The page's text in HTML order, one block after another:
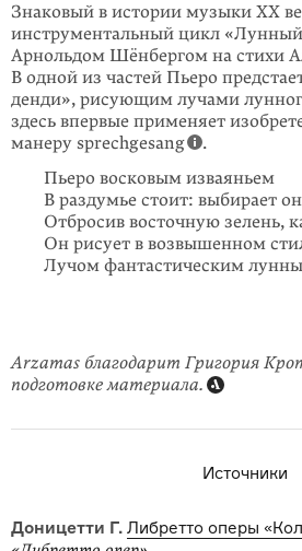
Знаковый в истории музыки ХХ
инструментальный цикл
Арнольдом Шёнбергом на стихи
В одной из частей Пьеро
денди», рисующим лучами
здесь впервые применяет
манеру sprechgesang
.
Пьеро восковым изваяньем
В раздумье стоит: выбирает
Отбросив восточную зелень,
Он рисует в возвышенном
Лучом фантастическим
Arzamas благодарит Григория
подготовке материала.
Источники
Доницетти Г. Либретто оперы